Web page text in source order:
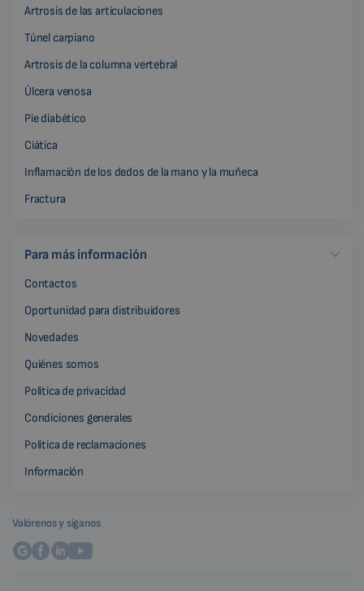
Artrosis de las articulaciones
Túnel carpiano
Artrosis de la columna vertebral
Úlcera venosa
Pie diabético
Ciática
Inflamación de los dedos de la mano y la muñeca
Fractura
Para más información
Contactos
Oportunidad para distribuidores
Novedades
Quiénes somos
Política de privacidad
Condiciones generales
Política de reclamaciones
Información
Valórenos y síganos